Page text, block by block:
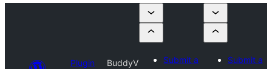
Plugin
BuddyV
Submit a
Submit a